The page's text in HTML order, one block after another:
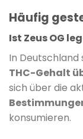
Häufig
Ist Zeus OG
In
THC-Gehalt
sich über die
konsumieren.